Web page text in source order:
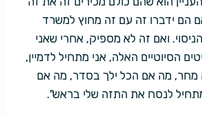
הם ידברו זה עם זה מחוץ למשרד
ואם זה לא מספיק, אחרי שאני
הסיוטיים האלה, אני מתחיל לדמיין,
מחר, מה אם הכל ילך בסדר, מה אם
מתחיל לנסח את התזה שלי בראש".